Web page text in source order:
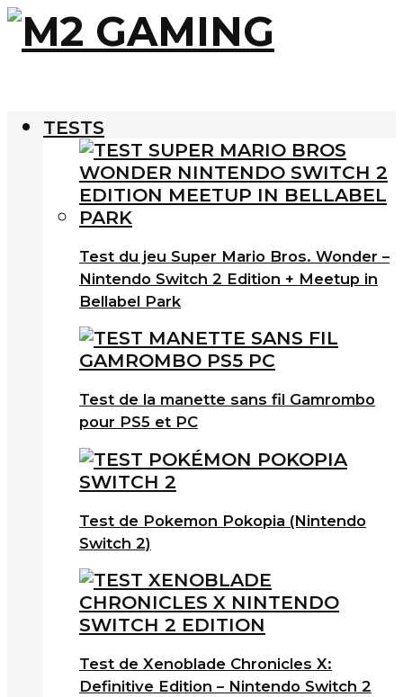
TESTS
Test du jeu Super Mario Bros. Wonder –
Nintendo Switch 2 Edition + Meetup in
Bellabel Park
Test de la manette sans fil Gamrombo
pour PS5 et PC
Test de Pokemon Pokopia (Nintendo
Switch 2)
Test de Xenoblade Chronicles X:
Definitive Edition – Nintendo Switch 2